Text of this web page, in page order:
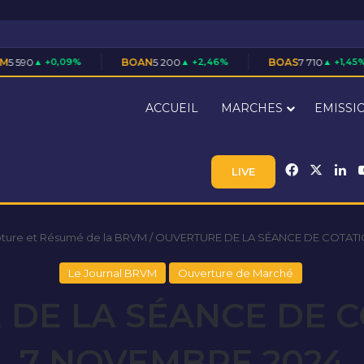
BOAN ▲ +2,46% BOAS7 710 ▲ +1,45% CABC
ACCUEIL MARCHES
LIVE Facebook
et Résumé de la BRVM / OUVERTURE DE LA SÉANCE DE
Le Journal BRVM Ouverture de Marché